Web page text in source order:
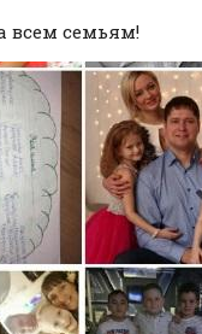
всем семьям!